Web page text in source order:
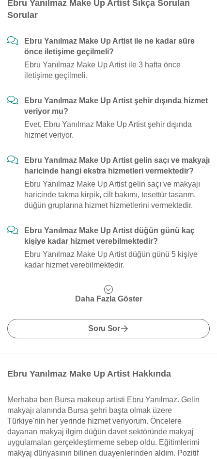
Ebru Yanılmaz Make Up Artist Sıkça Sorulan
Sorular
Ebru Yanılmaz Make Up Artist ile ne kadar süre
önce iletişime geçilmeli?
Ebru Yanılmaz Make Up Artist ile 3 hafta önce
iletişime geçilmeli.
Ebru Yanılmaz Make Up Artist şehir dışında hizmet
veriyor mu?
Evet, Ebru Yanılmaz Make Up Artist şehir dışında
hizmet veriyor.
Ebru Yanılmaz Make Up Artist gelin saçı ve makyajı
haricinde hangi ekstra hizmetleri vermektedir?
Ebru Yanılmaz Make Up Artist gelin saçı ve makyajı
haricinde takma kirpik, cilt bakımı, tesettür tasarım,
düğün gruplarına hizmet hizmetlerini vermektedir.
Ebru Yanılmaz Make Up Artist düğün günü kaç
kişiye kadar hizmet verebilmektedir?
Ebru Yanılmaz Make Up Artist düğün günü 5 kişiye
kadar hizmet verebilmektedir.
Daha Fazla Göster
Soru Sor
Ebru Yanılmaz Make Up Artist Hakkında
Merhaba ben Bursa makeup artisti Ebru Yanılmaz. Gelin
makyajı alanında Bursa şehri başta olmak üzere
Türkiye'nin her yerinde hizmet veriyorum. Öncelere
dayanan makyaj ilgim düğün davet sektöründe makyaj
uygulamaları gerçekleştirmeme sebep oldu. Eğitimlerimi
makyaj dünyasının bilinen duayenlerinden aldım. Pozitif